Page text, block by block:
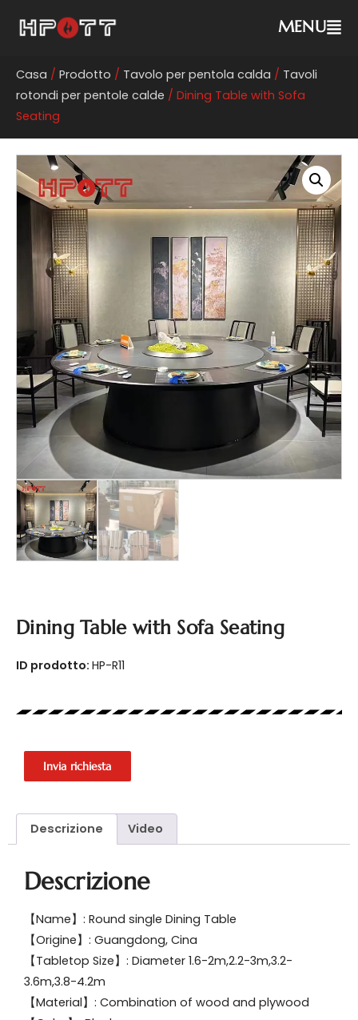
MENU
Casa / Prodotto / Tavolo per pentola calda / Tavoli
rotondi per pentole calde / Dining Table with Sofa
Seating
Dining Table with Sofa Seating
ID prodotto: HP-R11
Invia richiesta
Descrizione Video
Descrizione
【Name】: Round single Dining Table
【Origine】: Guangdong, Cina
【Tabletop Size】: Diameter 1.6-2m,2.2-3m,3.2-
3.6m,3.8-4.2m
【Material】: Combination of wood and plywood